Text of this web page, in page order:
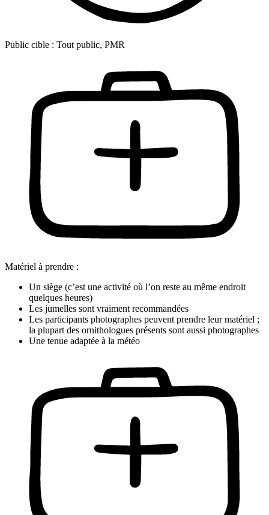
Public cible : Tout public, PMR
Matériel à prendre :
Un siège (c’est une activité où l’on reste au même endroit
quelques heures)
Les jumelles sont vraiment recommandées
Les participants photographes peuvent prendre leur matériel ;
la plupart des ornithologues présents sont aussi photographes
Une tenue adaptée à la météo